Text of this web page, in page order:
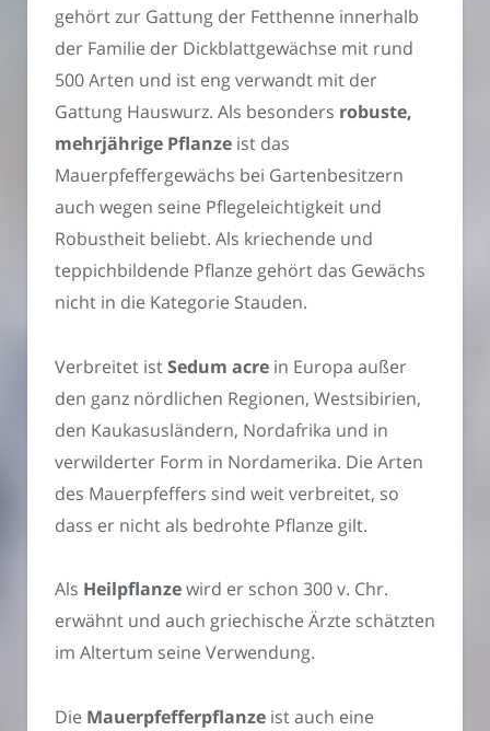
gehört zur Gattung der Fetthenne innerhalb
der Familie der Dickblattgewächse mit rund
500 Arten und ist eng verwandt mit der
Gattung Hauswurz. Als besonders robuste,
mehrjährige Pflanze ist das
Mauerpfeffergewächs bei Gartenbesitzern
auch wegen seine Pflegeleichtigkeit und
Robustheit beliebt. Als kriechende und
teppichbildende Pflanze gehört das Gewächs
nicht in die Kategorie Stauden.
Verbreitet istSedum acre in Europa außer
den ganz nördlichen Regionen, Westsibirien,
den Kaukasusländern, Nordafrika und in
verwilderter Form in Nordamerika. Die Arten
des Mauerpfeffers sind weit verbreitet, so
dass er nicht als bedrohte Pflanze gilt.
Als Heilpflanzewird er schon 300 v. Chr.
erwähnt und auch griechische Ärzte schätzten
im Altertum seine Verwendung.
Die Mauerpfefferpflanze ist auch eine